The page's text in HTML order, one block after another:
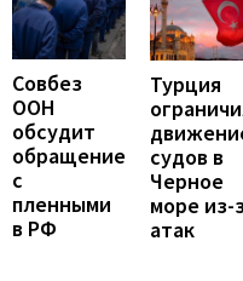
Совбез
ООН
обсудит
обращение
с
пленными
в РФ
Турция
судов в
Черное
море из-
атак